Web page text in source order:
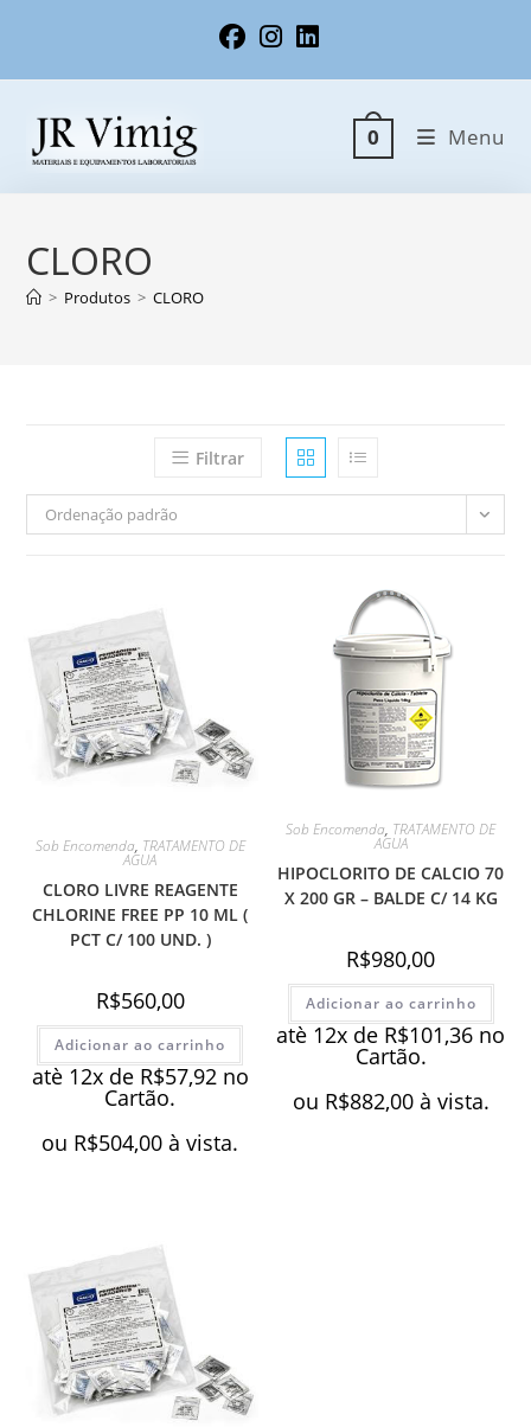
0 Menu
CLORO
> Produtos > CLORO
Filtrar
Ordenação padrão
Sob Encomenda, TRATAMENTO DE
AGUA
CLORO LIVRE REAGENTE
CHLORINE FREE PP 10 ML (
PCT C/ 100 UND. )
R$560,00
Adicionar ao carrinho
atè 12x de R$57,92 no
Cartão.
ou R$504,00 à vista.
Sob Encomenda, TRATAMENTO DE
AGUA
HIPOCLORITO DE CALCIO 70
X 200 GR – BALDE C/ 14 KG
R$980,00
Adicionar ao carrinho
atè 12x de R$101,36 no
Cartão.
ou R$882,00 à vista.